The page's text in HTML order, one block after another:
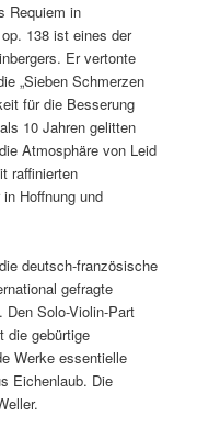
Requiem in
138 ist eines der
Er vertonte
„Sieben Schmerzen
für die Besserung
10 Jahren gelitten
Atmosphäre von Leid
raffinierten
Hoffnung und
deutsch-französische
gefragte
Den Solo-Violin-Part
die gebürtige
Werke essentielle
Eichenlaub. Die